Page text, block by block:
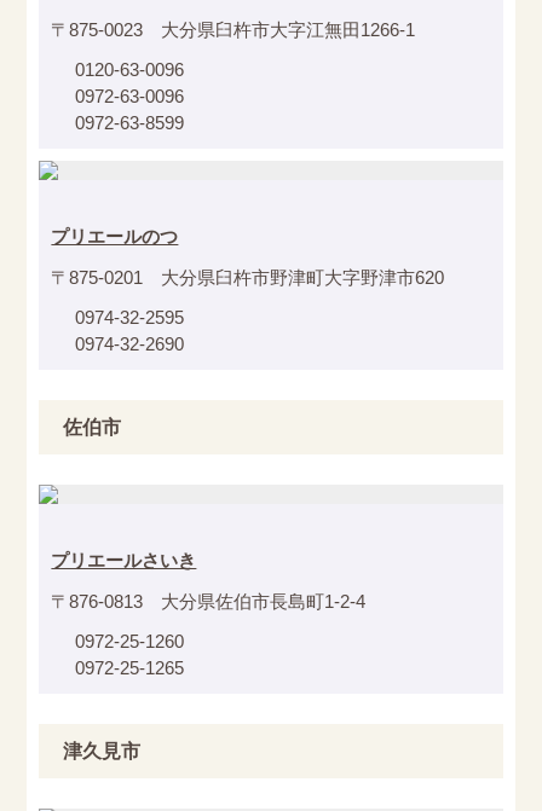
〒875-0023 大分県臼杵市大字江無田1266-1
0120-63-0096
0972-63-0096
0972-63-8599
プリエールのつ
〒875-0201 大分県臼杵市野津町大字野津市620
0974-32-2595
0974-32-2690
佐伯市
プリエールさいき
〒876-0813 大分県佐伯市長島町1-2-4
0972-25-1260
0972-25-1265
津久見市